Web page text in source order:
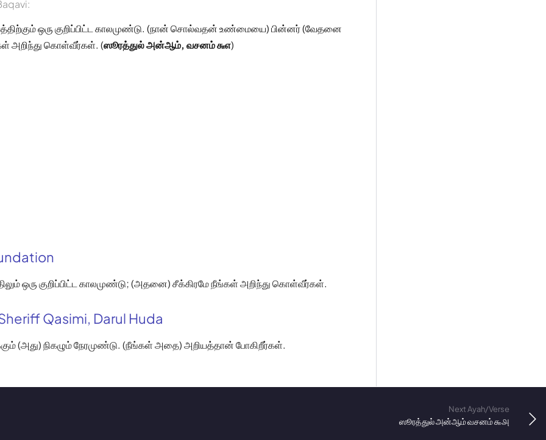
ஒரு குறிப்பிட்ட காலமுண்டு. (நான் சொல்வதன் உண்மையை) பின்னர் (வேதனை
அறிந்து கொள்வீர்கள். (ஸூரத்துல் அன்ஆம், வசனம் ௬௭)
ஒரு குறிப்பிட்ட காலமுண்டு; (அதனை) சீக்கிரமே நீங்கள் அறிந்து கொள்வீர்கள்.
Qasimi, Darul Huda
(அது) நிகழும் நேரமுண்டு. (நீங்கள் அதை) அறியத்தான் போகிறீர்கள்.
Next Ayah/Verse
ஸூரத்துல் அன்ஆம் வசனம் ௬௮